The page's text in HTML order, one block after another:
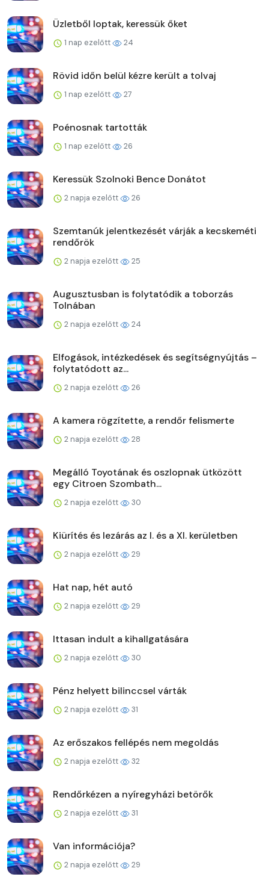
Üzletből loptak, keressük őket
1 nap ezelőtt 24
Rövid időn belül kézre került a tolvaj
1 nap ezelőtt 27
Poénosnak tartották
1 nap ezelőtt 26
Keressük Szolnoki Bence Donátot
2 napja ezelőtt 26
Szemtanúk jelentkezését várják a kecskeméti
rendőrök
2 napja ezelőtt 25
Augusztusban is folytatódik a toborzás
Tolnában
2 napja ezelőtt 24
Elfogások, intézkedések és segítségnyújtás –
folytatódott az...
2 napja ezelőtt 26
A kamera rögzítette, a rendőr felismerte
2 napja ezelőtt 28
Megálló Toyotának és oszlopnak ütközött
egy Citroen Szombath...
2 napja ezelőtt 30
Kiürítés és lezárás az I. és a XI. kerületben
2 napja ezelőtt 29
Hat nap, hét autó
2 napja ezelőtt 29
Ittasan indult a kihallgatására
2 napja ezelőtt 30
Pénz helyett bilinccsel várták
2 napja ezelőtt 31
Az erőszakos fellépés nem megoldás
2 napja ezelőtt 32
Rendőrkézen a nyíregyházi betörők
2 napja ezelőtt 31
Van információja?
2 napja ezelőtt 29